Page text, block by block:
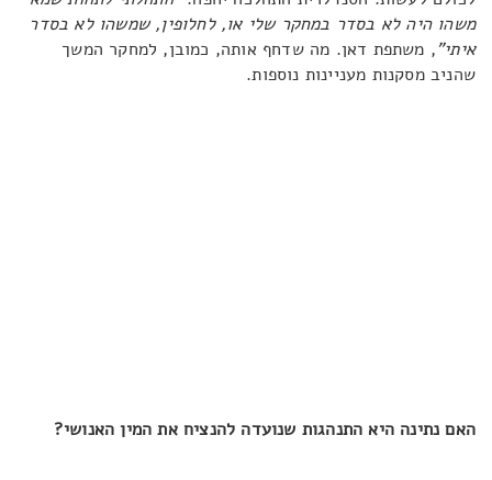
משהו היה לא בסדר במחקר שלי או, לחלופין, שמשהו לא בסדר
איתי", משתפת דאן. מה שדחף אותה, כמובן, למחקר המשך
שהניב מסקנות מעניינות נוספות.
האם נתינה היא התנהגות שנועדה להנציח את המין האנושי?